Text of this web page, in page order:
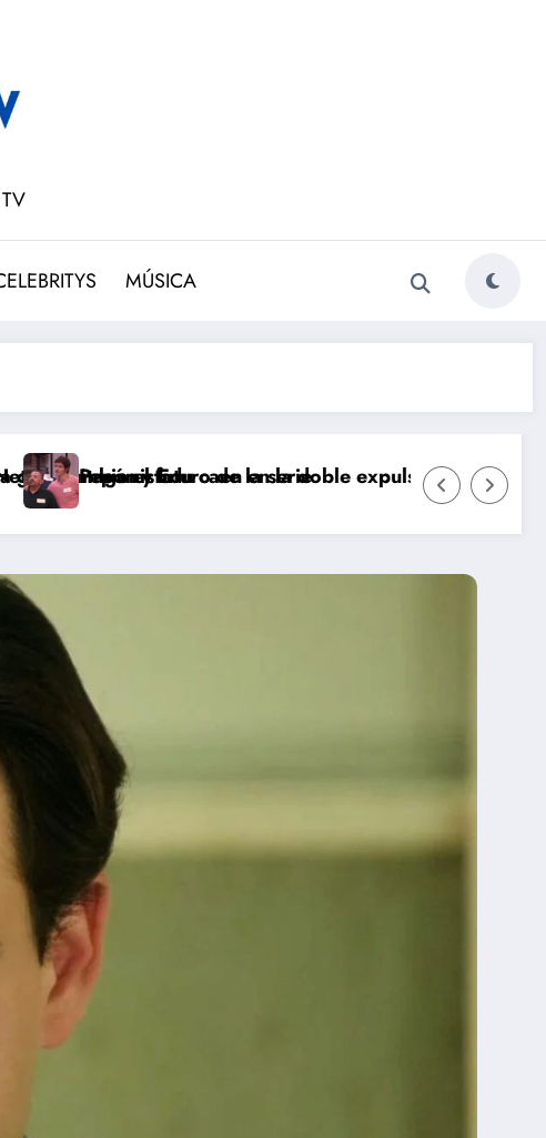
MÚSICA
expulsión de ‘Maestros de la Costura Celebrity 2’
Avance ‘EN TIERRA LEJANA’